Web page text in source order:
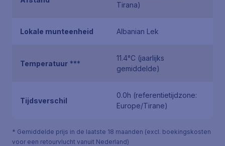
Tirana)
Lokale munteenheid Albanian Lek
Temperatuur ***
11.4°C (jaarlijks
gemiddelde)
Tijdsverschil
0.0h (referentietijdzone:
Europe/Tirane)
* Gemiddelde prijs in de laatste 18 maanden (excl. boekingskosten
voor een retourvlucht vanuit Nederland)